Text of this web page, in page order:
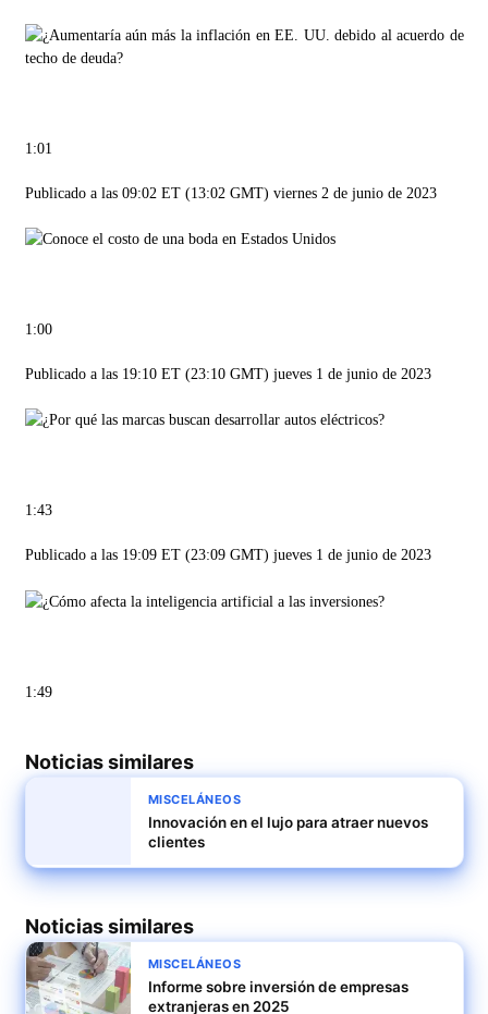
1:01
Publicado a las 09:02 ET (13:02 GMT) viernes 2 de junio de 2023
1:00
Publicado a las 19:10 ET (23:10 GMT) jueves 1 de junio de 2023
1:43
Publicado a las 19:09 ET (23:09 GMT) jueves 1 de junio de 2023
1:49
Noticias similares
MISCELÁNEOS
Innovación en el lujo para atraer nuevos
clientes
Noticias similares
MISCELÁNEOS
Informe sobre inversión de empresas
extranjeras en 2025